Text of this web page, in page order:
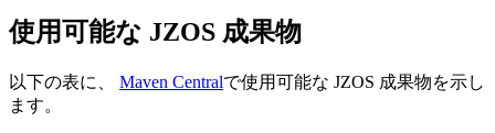
使用可能な JZOS 成果物
以下の表に、 Maven Centralで使用可能な JZOS 成果物を示し
ます。